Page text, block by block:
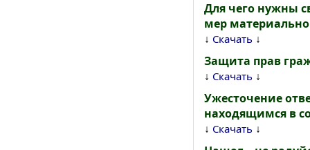
Для чего нужны
мер
↓ Скачать ↓
Защита прав
↓ Скачать ↓
Ужесточение
находящимся в
↓ Скачать ↓